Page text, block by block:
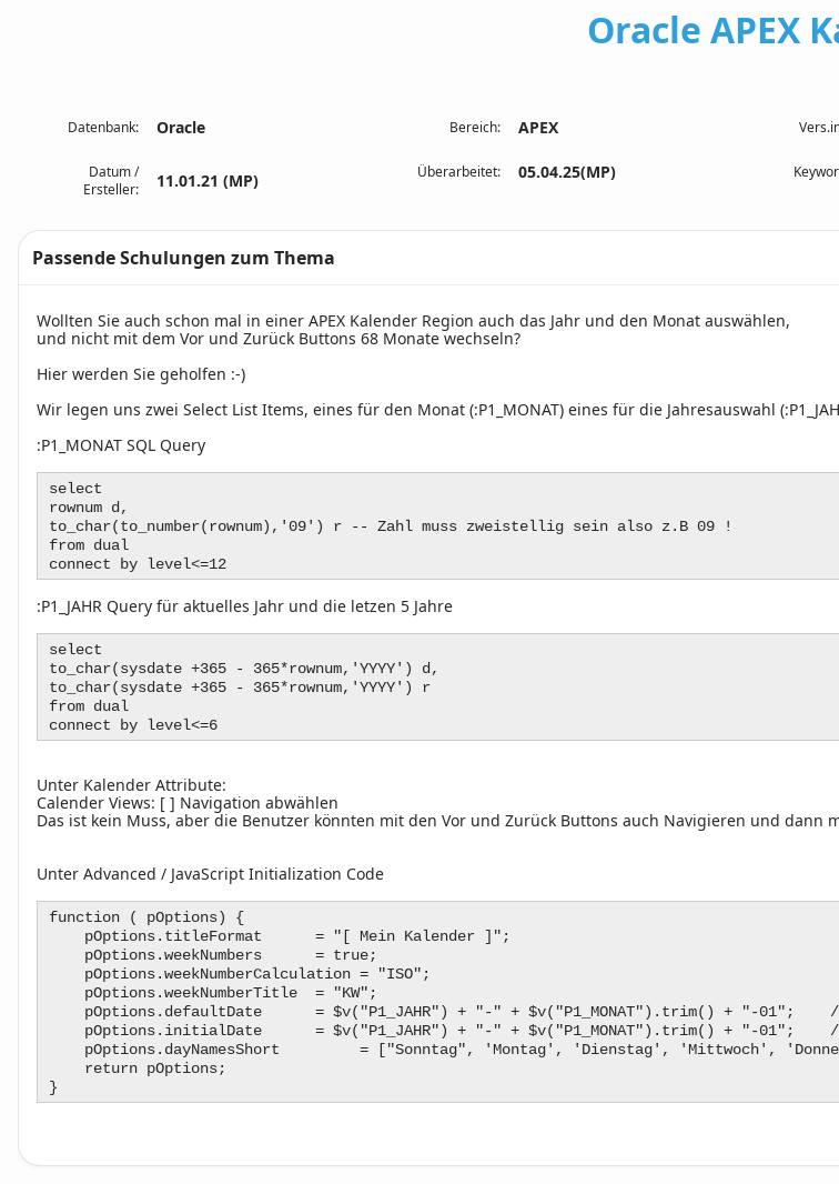
Oracle APEX
Datenbank: Oracle Bereich: APEX
Datum /
Ersteller:
11.01.21 (MP) Überarbeitet: 05.04.25(MP)
Passende Schulungen zum Thema
Text
Wollten Sie auch schon mal in einer APEX Kalender Region auch das Jahr und den Monat auswählen,
und nicht mit dem Vor und Zurück Buttons 68 Monate wechseln?
Hier werden Sie geholfen :-)
Wir legen uns zwei Select List Items, eines für den Monat (:P1_MONAT) eines für die Jahresauswahl
:P1_MONAT SQL Query
select
rownum d,
to_char(to_number(rownum),'09') r -- Zahl muss zweistellig sein also z.B 09 !
from dual
connect by level<=12
:P1_JAHR Query für aktuelles Jahr und die letzen 5 Jahre
select
to_char(sysdate +365 - 365*rownum,'YYYY') d,
to_char(sysdate +365 - 365*rownum,'YYYY') r
from dual
connect by level<=6
Unter Kalender Attribute:
Calender Views: [ ] Navigation abwählen
Das ist kein Muss, aber die Benutzer könnten mit den Vor und Zurück Buttons auch Navigieren und dann
Unter Advanced / JavaScript Initialization Code
function ( pOptions) {
pOptions.titleFormat = "[ Mein Kalender ]";
pOptions.weekNumbers = true;
pOptions.weekNumberCalculation = "ISO";
pOptions.weekNumberTitle = "KW";
pOptions.defaultDate = $v("P1_JAHR") + "-" + $v("P1_MONAT").trim() + "-01"; //
pOptions.initialDate = $v("P1_JAHR") + "-" + $v("P1_MONAT").trim() + "-01";
//
pOptions.dayNamesShort = ["Sonntag", 'Montag', 'Dienstag',
return pOptions;
}